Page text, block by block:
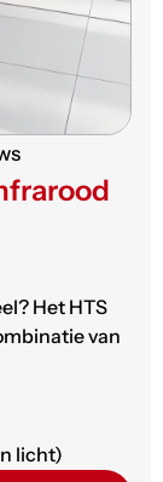
Het HTS
van
licht)